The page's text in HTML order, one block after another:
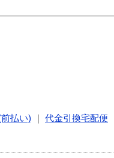
払い) 代金引換宅配便